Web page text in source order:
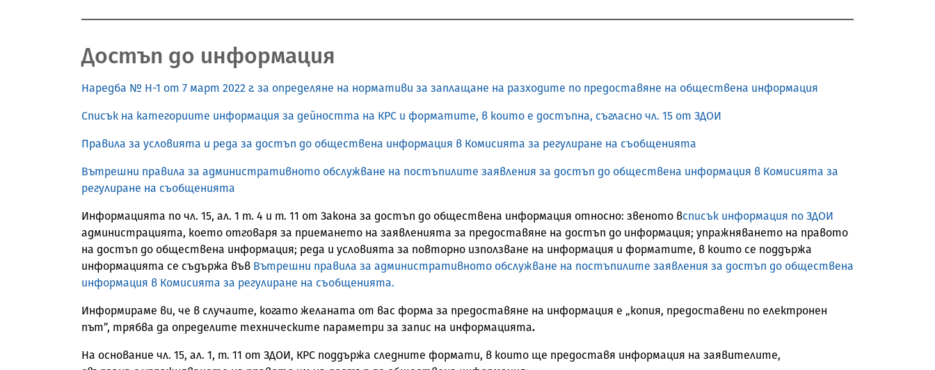
Достъп до информация
Наредба № Н-1 от 7 март 2022 г. за определяне на нормативи за заплащане на разходите по предоставяне на обществена информация
Списък на категориите информация за дейността на КРС и форматите, в които е достъпна, съгласно чл. 15 от ЗДОИ
Правила за условията и реда за достъп до обществена информация в Комисията за регулиране на съобщенията
Вътрешни правила за административното обслужване на постъпилите заявления за достъп до обществена информация в Комисията за
регулиране на съобщенията
Информацията по чл. 15, ал. 1 т. 4 и т. 11 от Закона за достъп до обществена информация относно: звеното всписък информация по ЗДОИ
администрацията, което отговаря за приемането на заявленията за предоставяне на достъп до информация; упражняването на правото
на достъп до обществена информация; реда и условията за повторно използване на информация и форматите, в които се поддържа
информацията се съдържа във Вътрешни правила за административното обслужване на постъпилите заявления за достъп до обществена
информация в Комисията за регулиране на съобщенията.
Информираме ви, че в случаите, когато желаната от вас форма за предоставяне на информация е „копия, предоставени по електронен
път”, трябва да определите техническите параметри за запис на информацията.
На основание чл. 15, ал. 1, т. 11 от ЗДОИ, КРС поддържа следните формати, в които ще предоставя информация на заявителите,